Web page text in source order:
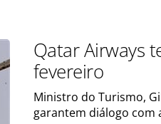
Qatar Airways
fevereiro
Ministro do Turismo,
garantem diálogo com